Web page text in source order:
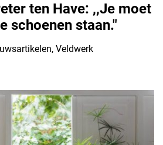
ten Have: ,,Je moet
schoenen staan."
, Veldwerk